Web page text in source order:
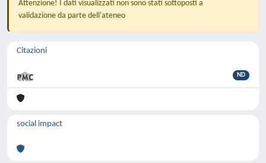
Attenzione! I dati visualizzati non sono stati sottoposti a
validazione da parte dell'ateneo
Citazioni
ND
social impact